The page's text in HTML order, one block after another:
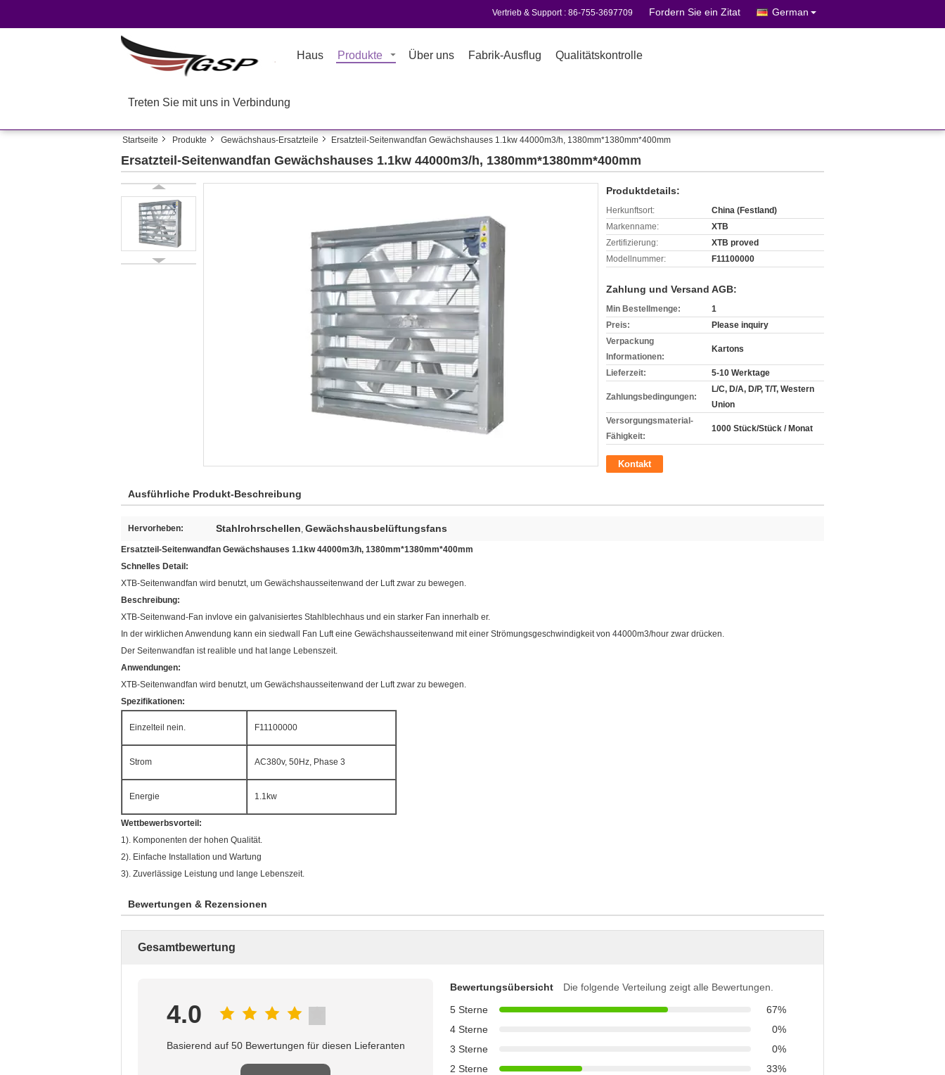
Vertrieb & Support : 86-755-3697709 Fordern Sie ein Zitat German
Haus Produkte Über uns Fabrik-Ausflug Qualitätskontrolle
Treten Sie mit uns in Verbindung
Startseite Produkte Gewächshaus-Ersatzteile Ersatzteil-Seitenwandfan Gewächshauses 1.1kw 44000m3/h, 1380mm*1380mm*400mm
Ersatzteil-Seitenwandfan Gewächshauses 1.1kw 44000m3/h, 1380mm*1380mm*400mm
Produktdetails:
Herkunftsort:
China (Festland)
Markenname:
XTB
Zertifizierung:
XTB proved
Modellnummer:
F11100000
Zahlung und Versand AGB:
Min Bestellmenge:
1
Preis:
Please inquiry
Verpackung
Informationen:
Kartons
Lieferzeit: 5-10 Werktage
Zahlungsbedingungen:
L/C, D/A, D/P, T/T, Western
Union
Versorgungsmaterial-
Fähigkeit:
1000 Stück/Stück / Monat
Kontakt
Ausführliche Produkt-Beschreibung
Hervorheben: Stahlrohrschellen, Gewächshausbelüftungsfans
Ersatzteil-Seitenwandfan Gewächshauses 1.1kw 44000m3/h, 1380mm*1380mm*400mm
Schnelles Detail:
XTB-Seitenwandfan wird benutzt, um Gewächshausseitenwand der Luft zwar zu bewegen.
Beschreibung:
XTB-Seitenwand-Fan invlove ein galvanisiertes Stahlblechhaus und ein starker Fan innerhalb er.
In der wirklichen Anwendung kann ein siedwall Fan Luft eine Gewächshausseitenwand mit einer Strömungsgeschwindigkeit von 44000m3/hour zwar drücken.
Der Seitenwandfan ist realible und hat lange Lebenszeit.
Anwendungen:
XTB-Seitenwandfan wird benutzt, um Gewächshausseitenwand der Luft zwar zu bewegen.
Spezifikationen:
Einzelteil nein. F11100000
Strom AC380v, 50Hz, Phase 3
Energie 1.1kw
Wettbewerbsvorteil:
1). Komponenten der hohen Qualität.
2). Einfache Installation und Wartung
3). Zuverlässige Leistung und lange Lebenszeit.
Bewertungen & Rezensionen
Gesamtbewertung
4.0
Basierend auf 50 Bewertungen für diesen Lieferanten
Bewertungsübersicht
Die folgende Verteilung zeigt alle Bewertungen.
5 Sterne
67%
4 Sterne
0%
3 Sterne
0%
2 Sterne
33%